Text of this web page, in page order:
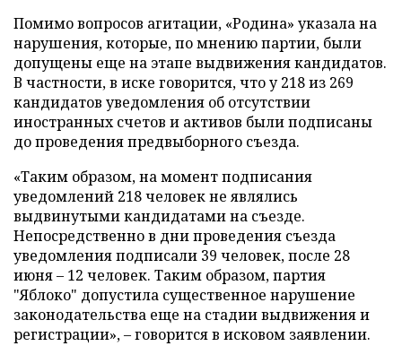
Помимо вопросов агитации, «Родина» указала на
нарушения, которые, по мнению партии, были
допущены еще на этапе выдвижения кандидатов.
В частности, в иске говорится, что у 218 из 269
кандидатов уведомления об отсутствии
иностранных счетов и активов были подписаны
до проведения предвыборного съезда.
«Таким образом, на момент подписания
уведомлений 218 человек не являлись
выдвинутыми кандидатами на съезде.
Непосредственно в дни проведения съезда
уведомления подписали 39 человек, после 28
июня – 12 человек. Таким образом, партия
"Яблоко" допустила существенное нарушение
законодательства еще на стадии выдвижения и
регистрации», – говорится в исковом заявлении.